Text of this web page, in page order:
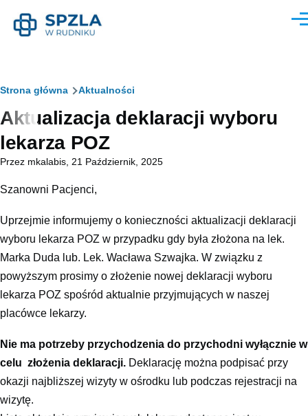
Ścieżka
nawigacyjna
Strona główna Aktualności
Aktualizacja deklaracji wyboru
lekarza POZ
Przez mkalabis , 21 Październik, 2025
Szanowni Pacjenci,
Uprzejmie informujemy o konieczności aktualizacji deklaracji
wyboru lekarza POZ w przypadku gdy była złożona na lek.
Marka Duda lub. Lek. Wacława Szwajka. W związku z
powyższym prosimy o złożenie nowej deklaracji wyboru
lekarza POZ spośród aktualnie przyjmujących w naszej
placówce lekarzy.
Nie ma potrzeby przychodzenia do przychodni wyłącznie w
celu złożenia deklaracji. Deklarację można podpisać przy
okazji najbliższej wizyty w ośrodku lub podczas rejestracji na
wizytę.